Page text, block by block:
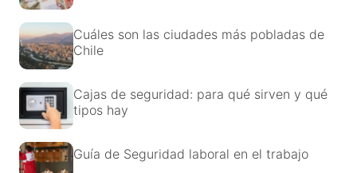
Cuáles son las ciudades más pobladas de
Chile
Cajas de seguridad: para qué sirven y qué
tipos hay
Guía de Seguridad laboral en el trabajo